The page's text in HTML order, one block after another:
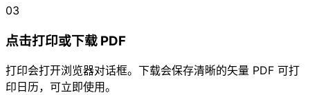
03
点击打印或下载 PDF
打印会打开浏览器对话框。下载会保存清晰的矢量 PDF 可打
印日历，可立即使用。